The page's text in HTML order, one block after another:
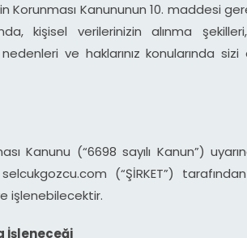
Korunması Kanununun 10. maddesi
kişisel verilerinizin alınma
ve haklarınız konularında
Kanunu (“6698 sayılı Kanun”)
(“ŞİRKET”)
işlenebilecektir.
İşleneceği